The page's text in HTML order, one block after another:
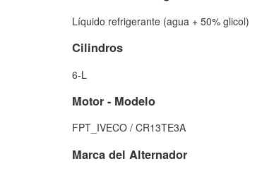
Líquido refrigerante (agua + 50% glicol)
Cilindros
6-L
Motor - Modelo
FPT_IVECO / CR13TE3A
Marca del Alternador